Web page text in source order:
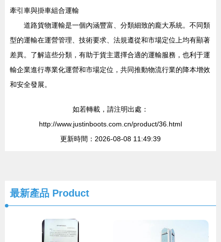
牽引車與掛車組合運輸
道路貨物運輸是一個內涵豐富、分類細致的龐大系統。不同類
型的運輸在運營管理、技術要求、法規遵從和市場定位上均有顯著
差異。了解這些分類，有助于貨主選擇合適的運輸服務，也利于運
輸企業進行專業化運營和市場定位，共同推動物流行業的降本增效
和安全發展。
如若轉載，請注明出處：
http://www.justinboots.com.cn/product/36.html
更新時間：2026-08-08 11:49:39
最新產品 Product